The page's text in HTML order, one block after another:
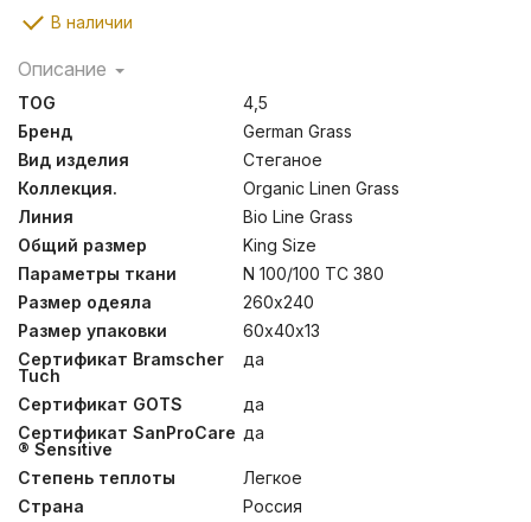
В наличии
Описание
В изделиях коллекции объединены общемировые
тенденции применения экологичных материалов.
Органический хлопок собирается вручную и
выращивается без использования пестицидов и
искусственных удобрений. Волокно не обработается
соединениями хлора, оптическими отбеливателями
или хлорированными углеводородными
соединениями. Каждый этап производства
контролируется по требованиям создания 100%
органических продуктов. Ткани сертифицированы по
“Global Organic Textile Standard” – всемирно
признанному стандарту обработки текстильных
изделий из натуральных органических волокон.
Наполнитель одеял и чехлов подушек из смеси
натурального льна и хлопка обладает
гипоаллергенным свойством, антибактериальным,
биоцидным и антистатическим эффектами*. Он
устойчив к внешним воздействиям, восстанавливает
форму и принимает анатомическое строение тела.
Гибкие и прочные пласты проходят многоступенчатую
переработку и выдерживают многократные стирки в
стиральных машинах. Это позволяет использовать
TOG
4,5
Бренд
German Grass
Вид изделия
Стеганое
Коллекция.
Organic Linen Grass
Линия
Bio Line Grass
Общий размер
King Size
Параметры ткани
N 100/100 TC 380
Размер одеяла
260х240
Размер упаковки
60х40х13
Сертификат Bramscher
Tuch
да
Сертификат GOTS
да
Сертификат SanProCare
® Sensitive
да
Степень теплоты
Легкое
Страна
Россия